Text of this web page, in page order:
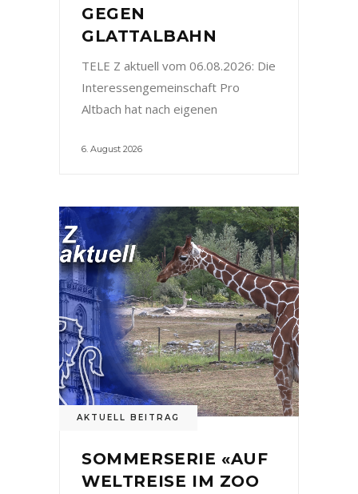
GEGEN
GLATTALBAHN
TELE Z aktuell vom 06.08.2026: Die
Interessengemeinschaft Pro
Altbach hat nach eigenen
6. August 2026
AKTUELL BEITRAG
SOMMERSERIE «AUF
WELTREISE IM ZOO